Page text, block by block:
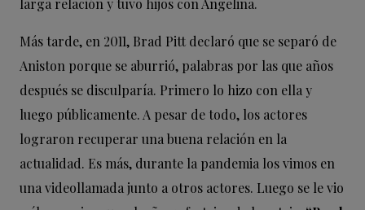
larga relación y tuvo hijos con Angelina.
Más tarde, en 2011, Brad Pitt declaró que se separó de
Aniston porque se aburrió, palabras por las que años
después se disculparía. Primero lo hizo con ella y
luego públicamente. A pesar de todo, los actores
lograron recuperar una buena relación en la
actualidad. Es más, durante la pandemia los vimos en
una videollamada junto a otros actores. Luego se le vio